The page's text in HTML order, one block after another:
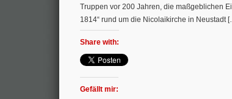
Truppen vor 200 Jahren, die maßgeblichen
1814“ rund um die Nicolaikirche in Neustadt
Share with:
Gefällt mir: